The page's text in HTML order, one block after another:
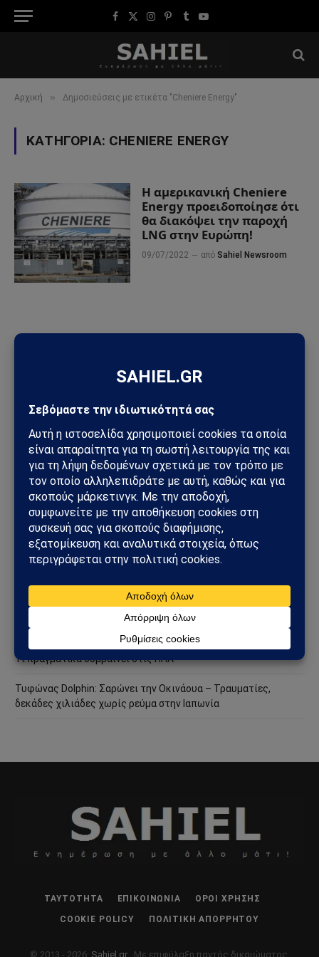
Facebook
X
Instagram
Pinterest
TumblrYouTube
Αρχική » Δημοσιεύσεις με ετικέτα "Cheniere Energy"
ΚΑΤΗΓΟΡΊΑ: CHENIERE ENERGY
Η αμερικανική Cheniere
Energy προειδοποίησε ότι
θα διακόψει την παροχή
LNG στην Ευρώπη!
09/07/2022 από Sahiel Newsroom
Unitree: Πώς η κινεζική εταιρεία ρομπότ «πρόλαβε» τους
νέους περιορισμούς των ΗΠΑ
Συναγερμός για πυρκαγιές στην Ελλάδα: Σε πλήρη επιφυλακή
ο κρατικός μηχανισμός – Άνεμοι έως 9 μποφόρ
Χούθι χτύπησαν την ενεργειακή καρδιά της Σαουδικής
Αραβίας – Επίθεση με drone στο διυλιστήριο της Aramco στην
Τζαζάν
Στενά του Ορμούζ: Το μεγάλο όπλο στρατηγικής ισχύος του
Ιράν – Οι 6 όροι που θέτει η Τεχεράνη στις ΗΠΑ
Φλέγεται το πακιστανικά ελεγχόμενο Κασμίρ: Νεκροί,
συγκρούσεις και εκλογές υπό τη σκιά μιας βαθιάς κρίσης
Άντονι Φάουτσι: Στο Υπουργείο Δικαιοσύνης η υπόθεσή του –
Τι πραγματικά συμβαίνει στις ΗΠΑ
Τυφώνας Dolphin: Σαρώνει την Οκινάουα – Τραυματίες,
δεκάδες χιλιάδες χωρίς ρεύμα στην Ιαπωνία
ΤΑΥΤΌΤΗΤΑ ΕΠΙΚΟΙΝΩΝΊΑ ΌΡΟΙ ΧΡΉΣΗΣ
COOKIE POLICY ΠΟΛΙΤΙΚΉ ΑΠΟΡΡΉΤΟΥ
© 2013 - 2026: Sahiel.gr . Με επιφύλαξη παντός δικαιώματος.